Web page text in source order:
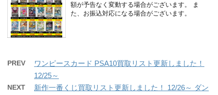
額が予告なく変動する場合がございます。 ま
た、お振込対応になる場合がございます。
PREV
ワンピースカード PSA10買取リスト更新しました！
12/25～
NEXT 新作一番くじ買取リスト更新しました！ 12/26～ ダン